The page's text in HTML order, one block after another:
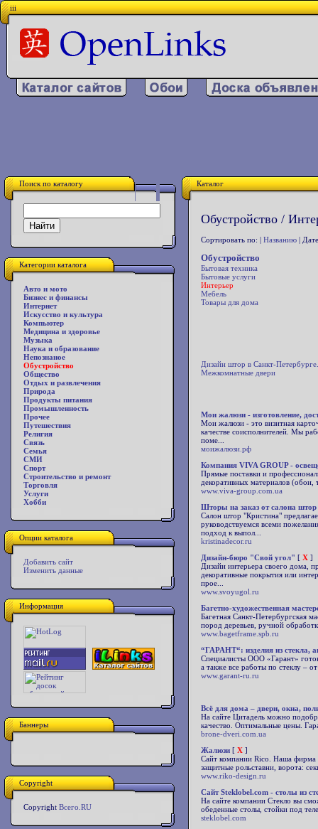
iii
Поиск по каталогу
Категории каталога
Авто и мото
Бизнес и финансы
Интернет
Искусство и культура
Компьютер
Медицина и здоровье
Музыка
Наука и образование
Непознаное
Обустройство
Общество
Отдых и развлечения
Природа
Продукты питания
Промышленность
Прочее
Путешествия
Религия
Связь
Семья
СМИ
Спорт
Строительство и ремонт
Торговля
Услуги
Хобби
Опции каталога
Добавить сайт
Изменить данные
Информация
Баннеры
Copyright
Copyright Всего.RU
Каталог
Обустройство /
Сортировать по: | Названию |
Обустройство
Бытовая техника
Бытовые услуги
Интерьер
Мебель
Товары для дома
Дизайн штор в Санкт-
Межкомнатные двери
Мои жалюзи - изготовление,
Мои жалюзи - это визитная
качестве соисполнителей. Мы
поме...
моижалюзи.рф
Компания VIVA GROUP -
Прямые поставки и
декоративных материалов (обои,
www.viva-group.com.ua
Шторы на заказ от салона штор
Салон штор "Кристина"
руководствуемся всеми
подход к выпол...
kristinadecor.ru
Дизайн-бюро "Свой угол" [ X ]
Дизайн интерьера своего дома,
декоративные покрытия или
прое...
www.svoyugol.ru
Багетно-художественная
Багетная Санкт-Петербургская
пород деревьев, ручной
www.bagetframe.spb.ru
“ГАРАНТ“: изделия из стекла,
Специалисты ООО «Гарант»
а также все работы по стеклу –
www.garant-ru.ru
Всё для дома – двери, окна,
На сайте Цитадель можно
качество. Оптимальные цены.
brone-dveri.com.ua
Жалюзи [ X ]
Сайт компании Rico. Наша фирма
защитные рольставни, ворота:
www.riko-design.ru
Сайт Steklobel.com - столы из
На сайте компании Стекло вы
обеденные столы, стойки под
steklobel.com